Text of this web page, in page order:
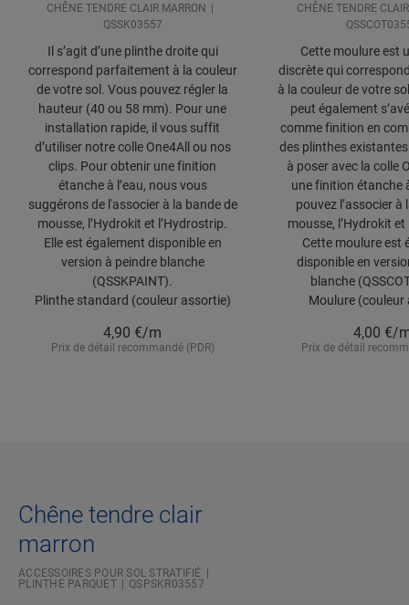
CHÊNE TENDRE CLAIR MARRON
QSSK03557
Il s’agit d’une plinthe droite qui
correspond parfaitement à la couleur
de votre sol. Vous pouvez régler la
hauteur (40 ou 58 mm). Pour une
installation rapide, il vous suffit
d’utiliser notre colle One4All ou nos
clips. Pour obtenir une finition
étanche à l’eau, nous vous
suggérons de l'associer à la bande de
mousse, l’Hydrokit et l’Hydrostrip.
Elle est également disponible en
version à peindre blanche
(QSSKPAINT).
Plinthe standard (couleur assortie)
4,90 €/m
Prix de détail recommandé (PDR)
CHÊNE TENDRE
Cette moulure est
discrète qui
à la couleur de votre
peut également
comme finition en
des plinthes
à poser avec la colle
une finition étanche
pouvez l’associer à
mousse, l’Hydrokit
Cette moulure est
disponible en
blanche
Moulure (couleur
4,00 €/
Prix de détail
Chêne tendre clair
marron
ACCESSOIRES POUR SOL STRATIFIÉ
PLINTHE PARQUET
QSPSKR03557